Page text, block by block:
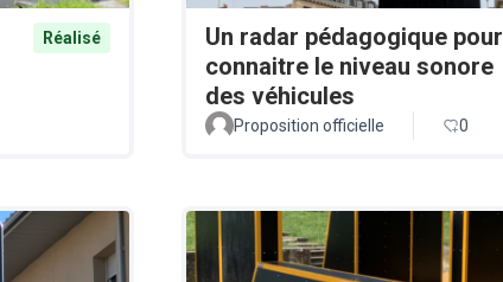
Réalisé
Un radar pédagogique pour
connaitre le niveau sonore
des véhicules
Proposition officielle 0